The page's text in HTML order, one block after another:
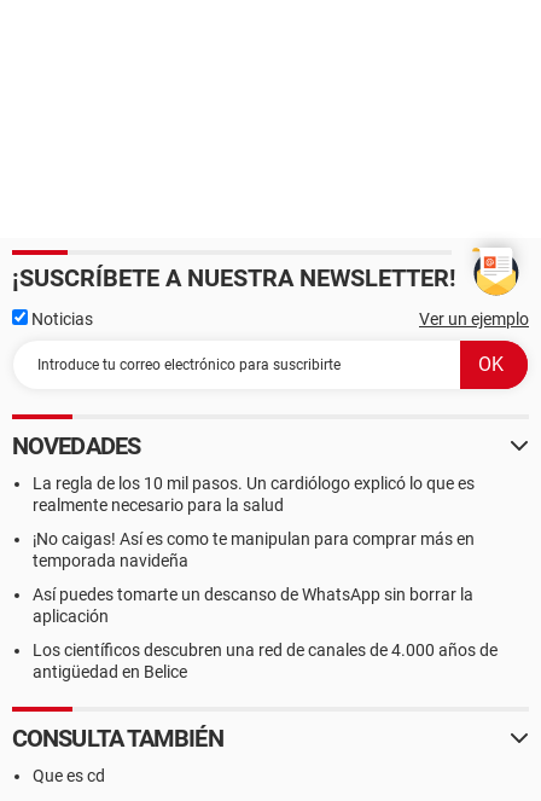
¡SUSCRÍBETE A NUESTRA NEWSLETTER!
Noticias Ver un ejemplo
NOVEDADES
La regla de los 10 mil pasos. Un cardiólogo explicó lo que es
realmente necesario para la salud
¡No caigas! Así es como te manipulan para comprar más en
temporada navideña
Así puedes tomarte un descanso de WhatsApp sin borrar la
aplicación
Los científicos descubren una red de canales de 4.000 años de
antigüedad en Belice
CONSULTA TAMBIÉN
Que es cd